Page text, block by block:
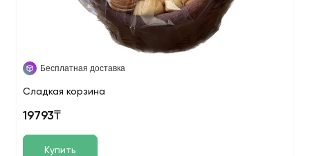
Бесплатная доставка
Сладкая корзина
19793₸
Купить